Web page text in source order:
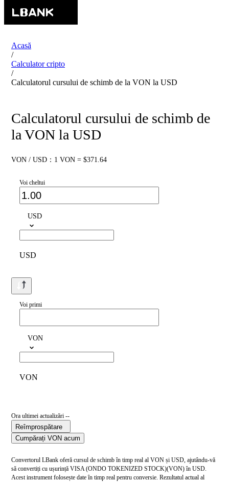
Acasă
/
Calculator cripto
/
Calculatorul cursului de schimb de la VON la USD
Calculatorul cursului de schimb de
la VON la USD
VON / USD：1 VON = $371.64
Voi cheltui
USD
USD
Voi primi
VON
VON
Ora ultimei actualizări --
Reîmprospătare
Cumpărați VON acum
Convertorul LBank oferă cursul de schimb în timp real al VON și USD, ajutându-vă
să convertiți cu ușurință VISA (ONDO TOKENIZED STOCK)(VON) în USD.
Acest instrument folosește date în timp real pentru conversie. Rezultatul actual al